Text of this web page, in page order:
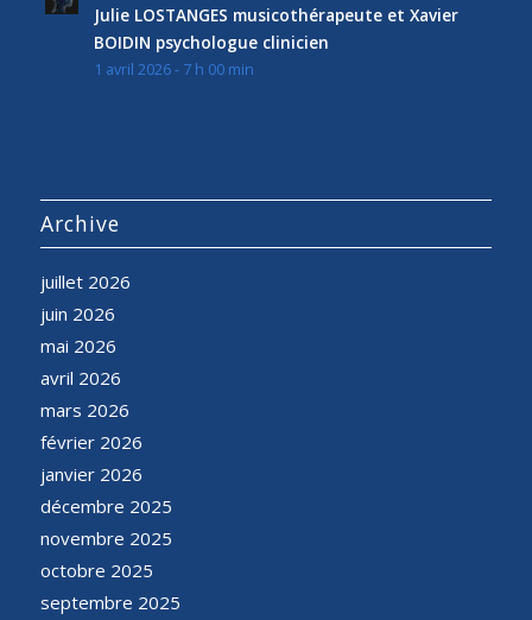
Julie LOSTANGES musicothérapeute et Xavier
BOIDIN psychologue clinicien
1 avril 2026 - 7 h 00 min
Archive
juillet 2026
juin 2026
mai 2026
avril 2026
mars 2026
février 2026
janvier 2026
décembre 2025
novembre 2025
octobre 2025
septembre 2025